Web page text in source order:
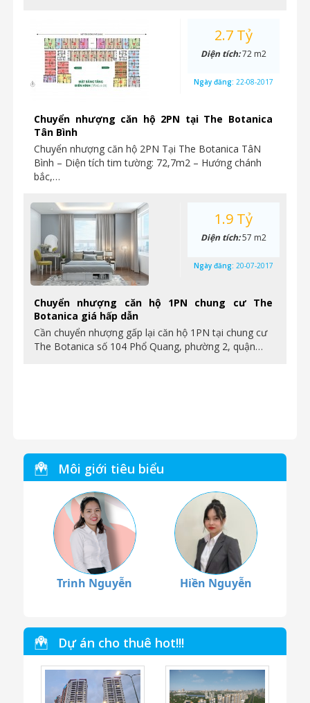
Chuyển nhượng căn hộ 2PN tại The Botanica
Tân Bình
Chuyển nhượng căn hộ 2PN Tại The Botanica TâN
Bình – Diện tích tim tường: 72,7m2 – Hướng chánh
bắc,…
2.7 Tỷ
Diện tích:72 m2
Ngày đăng: 22-08-2017
Chuyển nhượng căn hộ 1PN chung cư The
Botanica giá hấp dẫn
Cần chuyển nhượng gấp lại căn hộ 1PN tại chung cư
The Botanica số 104 Phổ Quang, phường 2, quận…
1.9 Tỷ
Diện tích:57 m2
Ngày đăng: 20-07-2017
Môi giới tiêu biểu
Trinh Nguyễn Hiền Nguyễn
Dự án cho thuê hot!!!